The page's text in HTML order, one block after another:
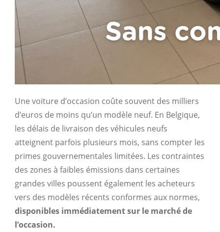
Une voiture d’occasion coûte souvent des milliers
d’euros de moins qu’un modèle neuf. En Belgique,
les délais de livraison des véhicules neufs
atteignent parfois plusieurs mois, sans compter les
primes gouvernementales limitées. Les contraintes
des zones à faibles émissions dans certaines
grandes villes poussent également les acheteurs
vers des modèles récents conformes aux normes,
disponibles immédiatement sur le marché de
l’occasion.